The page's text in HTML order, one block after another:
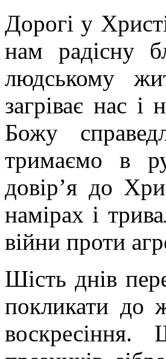
Дорогі у
нам радісну
людському
загріває нас
Божу
тримаємо в
довір’я до
намірах і
війни проти
Шість днів
покликати до
воскресіння.